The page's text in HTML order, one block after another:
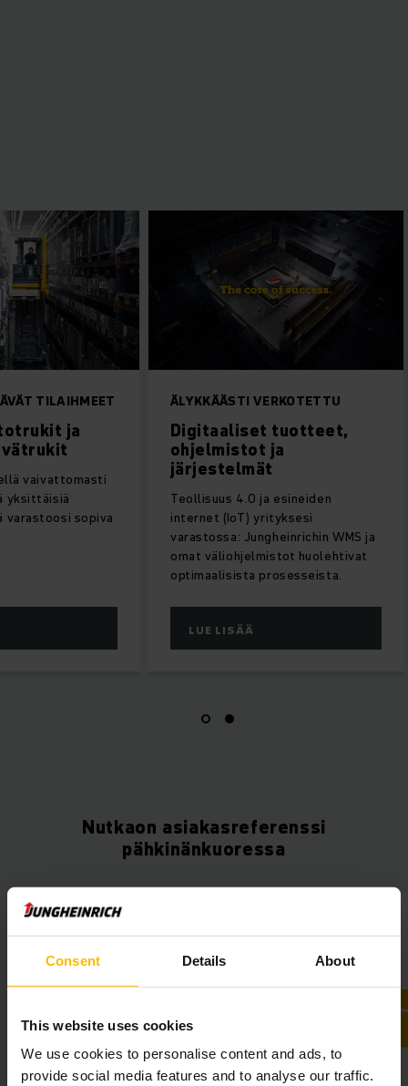
Consent Details About
This website uses cookies
We use cookies to personalise content and ads, to
provide social media features and to analyse our traffic.
HÄMMÄSTYTTÄVÄT TILAIHMEET
Kääntömastotrukit ja
kapeakäytävätrukit
Niillä voit käsitellä vaivattomasti
sekä lavoja että yksittäisiä
tuotteita. Löydä varastoosi sopiva
ÄLYKKÄÄSTI
Digitaaliset
Teollisuus 4.0 ja
internet (IoT)
varastossa:
omat
optimaalisista
Nutkaon asiakasreferenssi
pähkinänkuoressa